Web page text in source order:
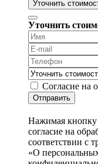
Уточнить
Уточнить
Согласие на
Отправить
Нажимая кнопку
согласие на
соответствии с
«О